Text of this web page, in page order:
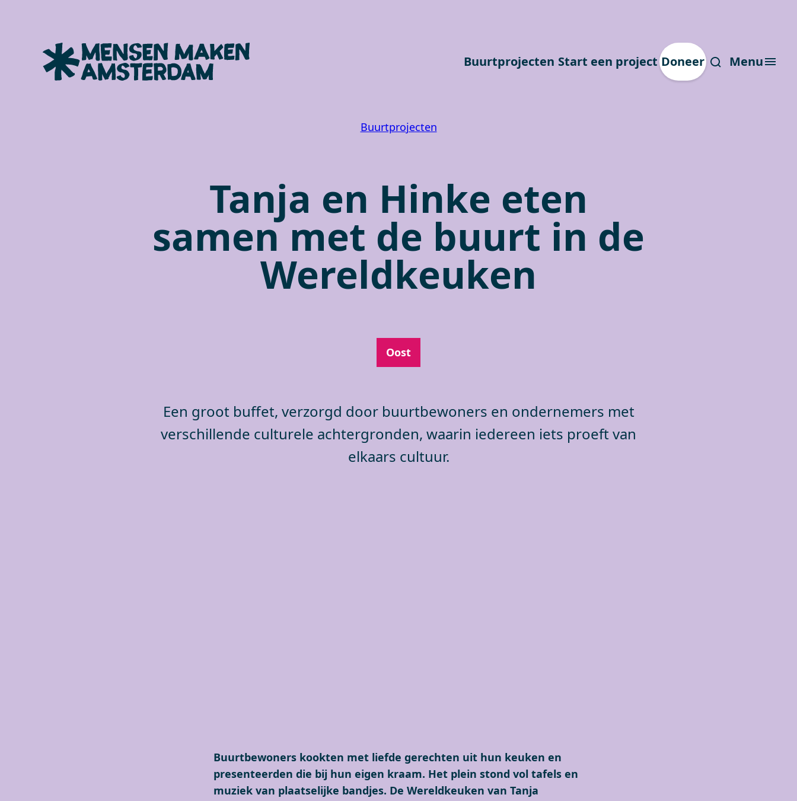
Buurtprojecten Start een project Doneer Menu
Buurtprojecten
Tanja en Hinke eten
samen met de buurt in de
Wereldkeuken
Oost
Een groot buffet, verzorgd door buurtbewoners en ondernemers met
verschillende culturele achtergronden, waarin iedereen iets proeft van
elkaars cultuur.
Buurtbewoners kookten met liefde gerechten uit hun keuken en
presenteerden die bij hun eigen kraam. Het plein stond vol tafels en
muziek van plaatselijke bandjes. De Wereldkeuken van Tanja